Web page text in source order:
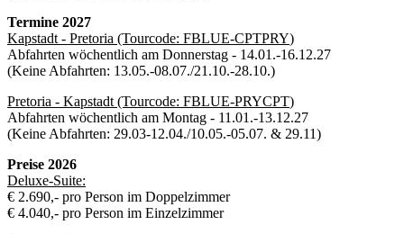
Termine 2027
Kapstadt - Pretoria (Tourcode: FBLUE-CPTPRY)
Abfahrten wöchentlich am Donnerstag - 14.01.-16.12.27
(Keine Abfahrten: 13.05.-08.07./21.10.-28.10.)
Pretoria - Kapstadt (Tourcode: FBLUE-PRYCPT)
Abfahrten wöchentlich am Montag - 11.01.-13.12.27
(Keine Abfahrten: 29.03-12.04./10.05.-05.07. & 29.11)
Preise 2026
Deluxe-Suite:
€ 2.690,- pro Person im Doppelzimmer
€ 4.040,- pro Person im Einzelzimmer